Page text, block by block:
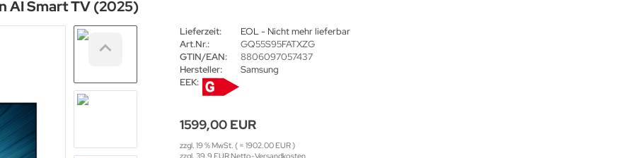
AI Smart TV (2025)
Lieferzeit:
EOL - Nicht mehr lieferbar
Art.Nr.:
GQ55S95FATXZG
GTIN/EAN:
8806097057437
Hersteller:
Samsung
EEK:
1599,00 EUR
zzgl. 19 % MwSt. ( = 1902.00 EUR )
zzgl. 39.9 EUR Netto-Versandkosten